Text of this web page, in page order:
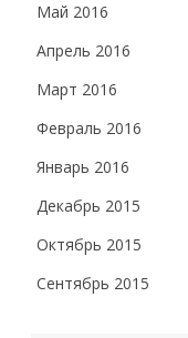
Май 2016
Апрель 2016
Март 2016
Февраль 2016
Январь 2016
Декабрь 2015
Октябрь 2015
Сентябрь 2015